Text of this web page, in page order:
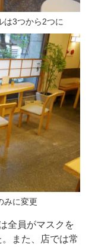
は3つから2つに
みに変更
全員がマスクを
また、店では常